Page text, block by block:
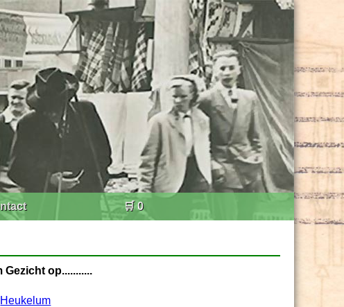
🛒 0
op...........
Heukelum